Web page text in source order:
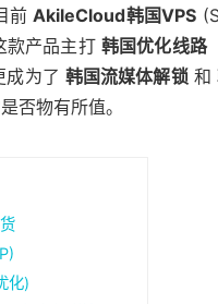
前AkileCloud韩国VPS
款产品主打 韩国优化线路
成为了 韩国流媒体解锁 和
否物有所值。
化)